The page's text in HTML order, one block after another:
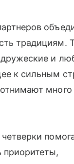
традициям.
и
к сильным
приоритеты,